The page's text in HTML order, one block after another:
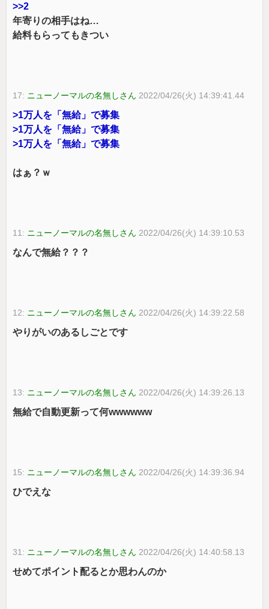
>>2
年寄りの相手はね…
給料もらってもきつい
17: ニューノーマルの名無しさん 2022/04/26(火) 14:39:41.44
>1万人を「無給」で募集
>1万人を「無給」で募集
>1万人を「無給」で募集
はぁ？ｗ
11: ニューノーマルの名無しさん 2022/04/26(火) 14:39:10.53
なんで無給？？？
12: ニューノーマルの名無しさん 2022/04/26(火) 14:39:22.58
やりがいのあるしごとです
13: ニューノーマルの名無しさん 2022/04/26(火) 14:39:26.13
無給で自動更新って何wwwwww
15: ニューノーマルの名無しさん 2022/04/26(火) 14:39:36.94
ひでえな
31: ニューノーマルの名無しさん 2022/04/26(火) 14:40:58.13
せめてポイント配るとか思わんのか